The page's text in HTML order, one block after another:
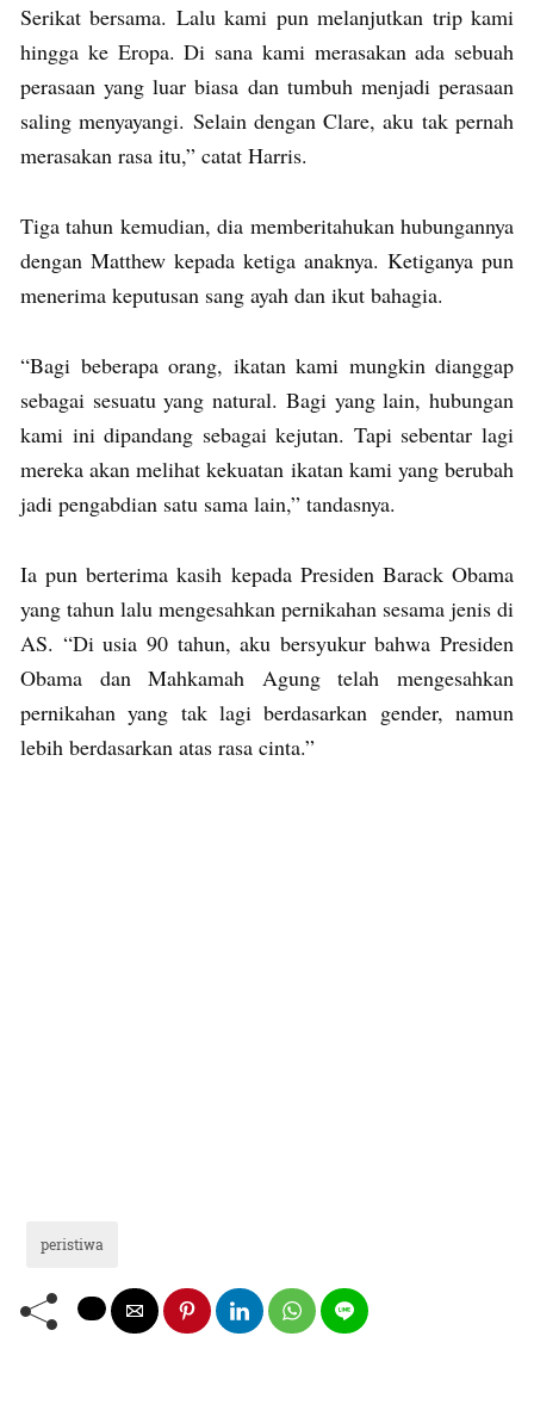
Serikat bersama. Lalu kami pun melanjutkan trip kami
hingga ke Eropa. Di sana kami merasakan ada sebuah
perasaan yang luar biasa dan tumbuh menjadi perasaan
saling menyayangi. Selain dengan Clare, aku tak pernah
merasakan rasa itu,” catat Harris.
Tiga tahun kemudian, dia memberitahukan hubungannya
dengan Matthew kepada ketiga anaknya. Ketiganya pun
menerima keputusan sang ayah dan ikut bahagia.
“Bagi beberapa orang, ikatan kami mungkin dianggap
sebagai sesuatu yang natural. Bagi yang lain, hubungan
kami ini dipandang sebagai kejutan. Tapi sebentar lagi
mereka akan melihat kekuatan ikatan kami yang berubah
jadi pengabdian satu sama lain,” tandasnya.
Ia pun berterima kasih kepada Presiden Barack Obama
yang tahun lalu mengesahkan pernikahan sesama jenis di
AS. “Di usia 90 tahun, aku bersyukur bahwa Presiden
Obama dan Mahkamah Agung telah mengesahkan
pernikahan yang tak lagi berdasarkan gender, namun
lebih berdasarkan atas rasa cinta.”
peristiwa